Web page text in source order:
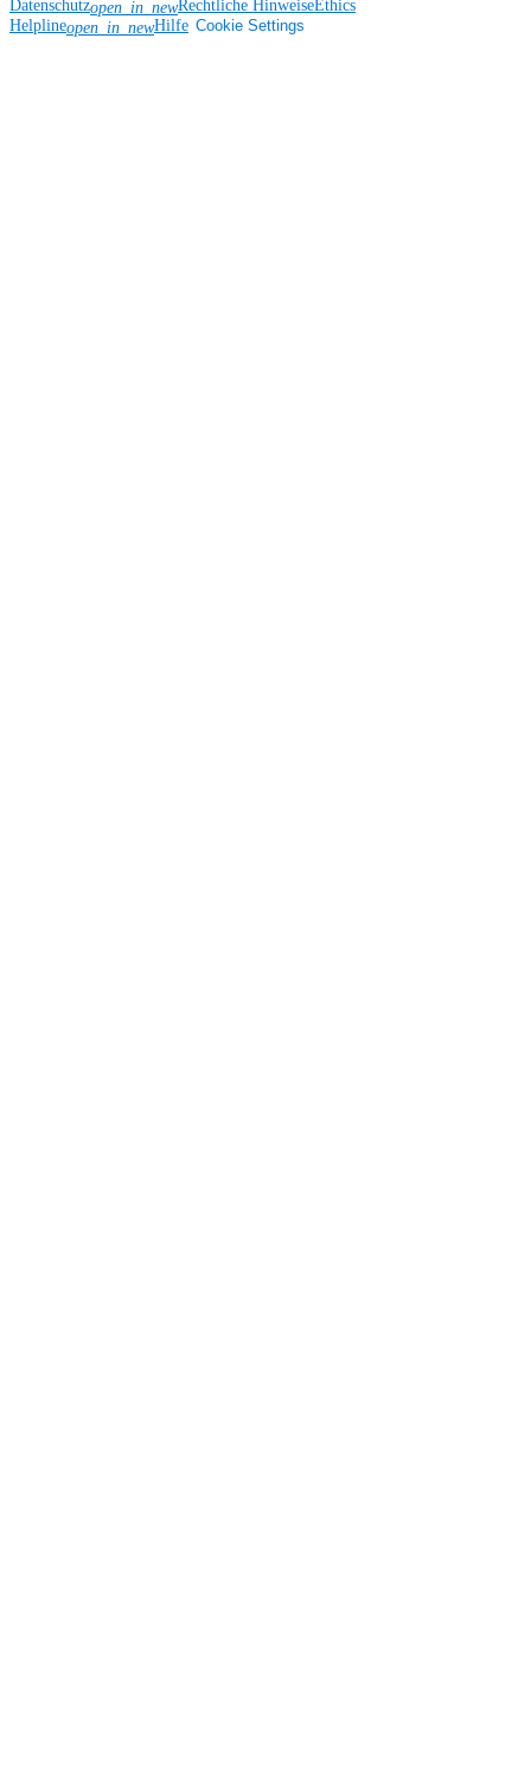
Datenschutzopen_in_newRechtliche HinweiseEthics
Helplineopen_in_newHilfe Cookie Settings